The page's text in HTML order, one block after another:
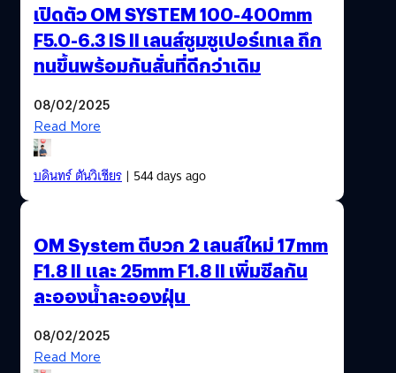
เปิดตัว OM SYSTEM 100-400mm
F5.0-6.3 IS II เลนส์ซูมซูเปอร์เทเล ถึก
ทนขึ้นพร้อมกันสั่นที่ดีกว่าเดิม
08/02/2025
Read More
บดินทร์ ตันวิเชียร| 544 days ago
OM System ตีบวก 2 เลนส์ใหม่ 17mm
F1.8 II และ 25mm F1.8 II เพิ่มซีลกัน
ละอองน้ำละอองฝุ่น
08/02/2025
Read More